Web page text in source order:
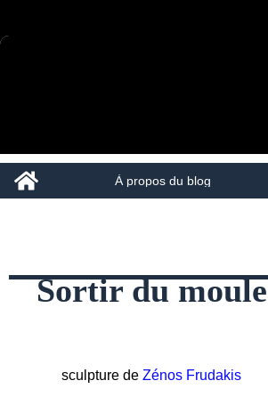
Home
À propos du blog
Sortir du moule
sculpture de Zénos Frudakis